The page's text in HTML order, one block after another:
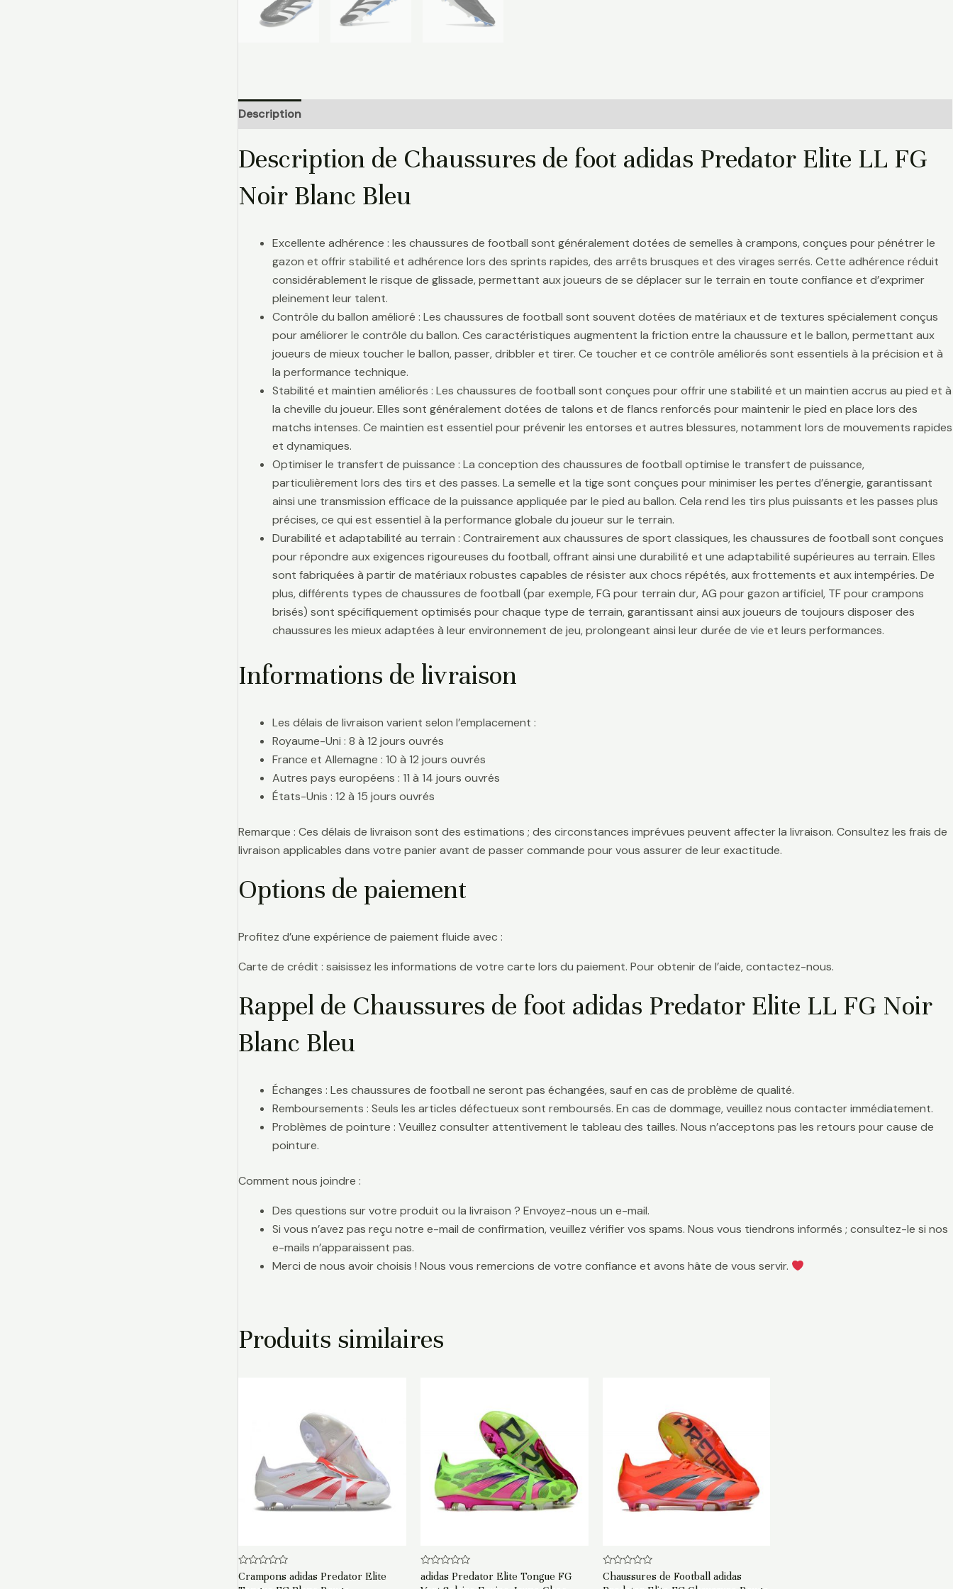
Description
Description de Chaussures de foot adidas Predator Elite LL FG
Noir Blanc Bleu
Excellente adhérence : les chaussures de football sont généralement dotées de semelles à crampons, conçues pour pénétrer le
gazon et offrir stabilité et adhérence lors des sprints rapides, des arrêts brusques et des virages serrés. Cette adhérence réduit
considérablement le risque de glissade, permettant aux joueurs de se déplacer sur le terrain en toute confiance et d’exprimer
pleinement leur talent.
Contrôle du ballon amélioré : Les chaussures de football sont souvent dotées de matériaux et de textures spécialement conçus
pour améliorer le contrôle du ballon. Ces caractéristiques augmentent la friction entre la chaussure et le ballon, permettant aux
joueurs de mieux toucher le ballon, passer, dribbler et tirer. Ce toucher et ce contrôle améliorés sont essentiels à la précision et à
la performance technique.
Stabilité et maintien améliorés : Les chaussures de football sont conçues pour offrir une stabilité et un maintien accrus au pied et à
la cheville du joueur. Elles sont généralement dotées de talons et de flancs renforcés pour maintenir le pied en place lors des
matchs intenses. Ce maintien est essentiel pour prévenir les entorses et autres blessures, notamment lors de mouvements rapides
et dynamiques.
Optimiser le transfert de puissance : La conception des chaussures de football optimise le transfert de puissance,
particulièrement lors des tirs et des passes. La semelle et la tige sont conçues pour minimiser les pertes d’énergie, garantissant
ainsi une transmission efficace de la puissance appliquée par le pied au ballon. Cela rend les tirs plus puissants et les passes plus
précises, ce qui est essentiel à la performance globale du joueur sur le terrain.
Durabilité et adaptabilité au terrain : Contrairement aux chaussures de sport classiques, les chaussures de football sont conçues
pour répondre aux exigences rigoureuses du football, offrant ainsi une durabilité et une adaptabilité supérieures au terrain. Elles
sont fabriquées à partir de matériaux robustes capables de résister aux chocs répétés, aux frottements et aux intempéries. De
plus, différents types de chaussures de football (par exemple, FG pour terrain dur, AG pour gazon artificiel, TF pour crampons
brisés) sont spécifiquement optimisés pour chaque type de terrain, garantissant ainsi aux joueurs de toujours disposer des
chaussures les mieux adaptées à leur environnement de jeu, prolongeant ainsi leur durée de vie et leurs performances.
Informations de livraison
Les délais de livraison varient selon l’emplacement :
Royaume-Uni : 8 à 12 jours ouvrés
France et Allemagne : 10 à 12 jours ouvrés
Autres pays européens : 11 à 14 jours ouvrés
États-Unis : 12 à 15 jours ouvrés
Remarque : Ces délais de livraison sont des estimations ; des circonstances imprévues peuvent affecter la livraison. Consultez les frais de
livraison applicables dans votre panier avant de passer commande pour vous assurer de leur exactitude.
Options de paiement
Profitez d’une expérience de paiement fluide avec :
Carte de crédit : saisissez les informations de votre carte lors du paiement. Pour obtenir de l’aide, contactez-nous.
Rappel de Chaussures de foot adidas Predator Elite LL FG Noir
Blanc Bleu
Échanges : Les chaussures de football ne seront pas échangées, sauf en cas de problème de qualité.
Remboursements : Seuls les articles défectueux sont remboursés. En cas de dommage, veuillez nous contacter immédiatement.
Problèmes de pointure : Veuillez consulter attentivement le tableau des tailles. Nous n’acceptons pas les retours pour cause de
pointure.
Comment nous joindre :
Des questions sur votre produit ou la livraison ? Envoyez-nous un e-mail.
Si vous n’avez pas reçu notre e-mail de confirmation, veuillez vérifier vos spams. Nous vous tiendrons informés ; consultez-le si nos
e-mails n’apparaissent pas.
Merci de nous avoir choisis ! Nous vous remercions de votre confiance et avons hâte de vous servir.
Produits similaires
Note
0
Crampons adidas Predator Elite
Note
0
adidas Predator Elite Tongue FG
Note
0
Chaussures de Football adidas